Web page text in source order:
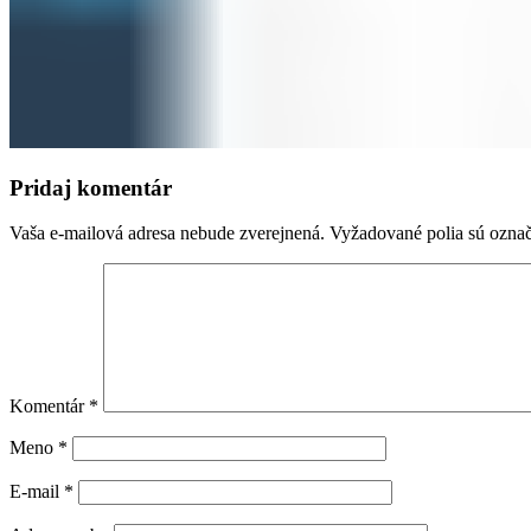
Pridaj komentár
Vaša e-mailová adresa nebude zverejnená. Vyžadované polia sú
Komentár *
Meno *
E-mail *